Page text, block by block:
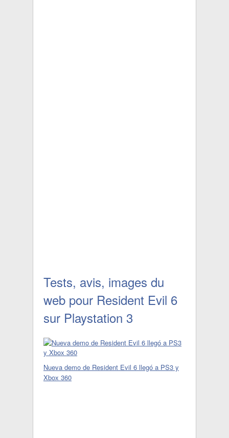
Tests, avis, images du
web pour Resident Evil 6
sur Playstation 3
Nueva demo de Resident Evil 6 llegó a PS3 y
Xbox 360